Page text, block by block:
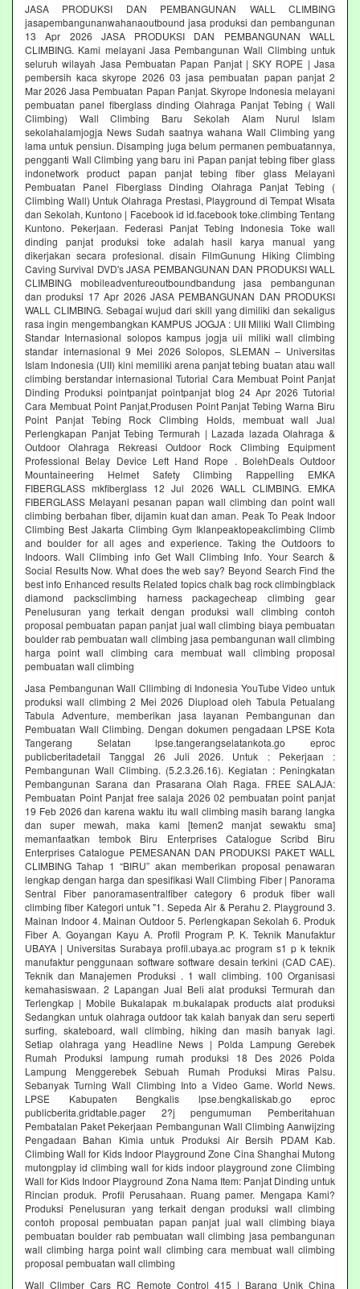
JASA PRODUKSI DAN PEMBANGUNAN WALL CLIMBING
jasapembangunanwahanaoutbound jasa produksi dan pembangunan
13 Apr 2026 JASA PRODUKSI DAN PEMBANGUNAN WALL
CLIMBING. Kami melayani Jasa Pembangunan Wall Climbing untuk
seluruh wilayah Jasa Pembuatan Papan Panjat | SKY ROPE | Jasa
pembersih kaca skyrope 2026 03 jasa pembuatan papan panjat 2
Mar 2026 Jasa Pembuatan Papan Panjat. Skyrope Indonesia melayani
pembuatan panel fiberglass dinding Olahraga Panjat Tebing ( Wall
Climbing) Wall Climbing Baru Sekolah Alam Nurul Islam
sekolahalamjogja News Sudah saatnya wahana Wall Climbing yang
lama untuk pensiun. Disamping juga belum permanen pembuatannya,
pengganti Wall Climbing yang baru ini Papan panjat tebing fiber glass
indonetwork product papan panjat tebing fiber glass Melayani
Pembuatan Panel Fiberglass Dinding Olahraga Panjat Tebing (
Climbing Wall) Untuk Olahraga Prestasi, Playground di Tempat Wisata
dan Sekolah, Kuntono | Facebook id id.facebook toke.climbing Tentang
Kuntono. Pekerjaan. Federasi Panjat Tebing Indonesia Toke wall
dinding panjat produksi toke adalah hasil karya manual yang
dikerjakan secara profesional. disain FilmGunung Hiking Climbing
Caving Survival DVD's JASA PEMBANGUNAN DAN PRODUKSI WALL
CLIMBING mobileadventureoutboundbandung jasa pembangunan
dan produksi 17 Apr 2026 JASA PEMBANGUNAN DAN PRODUKSI
WALL CLIMBING. Sebagai wujud dari skill yang dimiliki dan sekaligus
rasa ingin mengembangkan KAMPUS JOGJA : UII Miliki Wall Climbing
Standar Internasional solopos kampus jogja uii miliki wall climbing
standar internasional 9 Mei 2026 Solopos, SLEMAN – Universitas
Islam Indonesia (UII) kini memiliki arena panjat tebing buatan atau wall
climbing berstandar internasional Tutorial Cara Membuat Point Panjat
Dinding Produksi pointpanjat pointpanjat blog 24 Apr 2026 Tutorial
Cara Membuat Point Panjat,Produsen Point Panjat Tebing Warna Biru
Point Panjat Tebing Rock Climbing Holds, membuat wall Jual
Perlengkapan Panjat Tebing Termurah | Lazada lazada Olahraga &
Outdoor Olahraga Rekreasi Outdoor Rock Climbing Equipment
Professional Belay Device Left Hand Rope . BolehDeals Outdoor
Mountaineering Helmet Safety Climbing Rappelling EMKA
FIBERGLASS mkfiberglass 12 Jul 2026 WALL CLIMBING. EMKA
FIBERGLASS Melayani pesanan papan wall climbing dan point wall
climbing berbahan fiber, dijamin kuat dan aman. Peak To Peak Indoor
Climbing Best Jakarta Climbing Gym‎ Iklanpeaktopeakclimbing Climb
and boulder for all ages and experience. Taking the Outdoors to
Indoors. Wall Climbing‎ info Get Wall Climbing Info. Your Search &
Social Results Now. What does the web say? Beyond Search Find the
best info Enhanced results Related topics chalk bag rock climbingblack
diamond packsclimbing harness packagecheap climbing gear
Penelusuran yang terkait dengan produksi wall climbing contoh
proposal pembuatan papan panjat jual wall climbing biaya pembuatan
boulder rab pembuatan wall climbing jasa pembangunan wall climbing
harga point wall climbing cara membuat wall climbing proposal
pembuatan wall climbing
Jasa Pembangunan Wall Cllimbing di Indonesia YouTube Video untuk
produksi wall climbing 2 Mei 2026 Diupload oleh Tabula Petualang
Tabula Adventure, memberikan jasa layanan Pembangunan dan
Pembuatan Wall Climbing. Dengan dokumen pengadaan LPSE Kota
Tangerang Selatan lpse.tangerangselatankota.go eproc
publicberitadetail Tanggal 26 Juli 2026. Untuk : Pekerjaan :
Pembangunan Wall Climbing. (5.2.3.26.16). Kegiatan : Peningkatan
Pembangunan Sarana dan Prasarana Olah Raga. FREE SALAJA:
Pembuatan Point Panjat free salaja 2026 02 pembuatan point panjat
19 Feb 2026 dan karena waktu itu wall climbing masih barang langka
dan super mewah, maka kami [temen2 manjat sewaktu sma]
memanfaatkan tembok Biru Enterprises Catalogue Scribd Biru
Enterprises Catalogue PEMESANAN DAN PRODUKSI PAKET WALL
CLIMBING Tahap 1 “BIRU” akan memberikan proposal penawaran
lengkap dengan harga dan spesifikasi Wall Climbing Fiber | Panorama
Sentral Fiber panoramasentralfiber category 6 produk fiber wall
climbing fiber Kategori untuk "1. Sepeda Air & Perahu 2. Playground 3.
Mainan Indoor 4. Mainan Outdoor 5. Perlengkapan Sekolah 6. Produk
Fiber A. Goyangan Kayu A. Profil Program P. K. Teknik Manufaktur
UBAYA | Universitas Surabaya profil.ubaya.ac program s1 p k teknik
manufaktur penggunaan software software desain terkini (CAD CAE).
Teknik dan Manajemen Produksi . 1 wall climbing. 100 Organisasi
kemahasiswaan. 2 Lapangan Jual Beli alat produksi Termurah dan
Terlengkap | Mobile Bukalapak m.bukalapak products alat produksi
Sedangkan untuk olahraga outdoor tak kalah banyak dan seru seperti
surfing, skateboard, wall climbing, hiking dan masih banyak lagi.
Setiap olahraga yang Headline News | Polda Lampung Gerebek
Rumah Produksi lampung rumah produksi 18 Des 2026 Polda
Lampung Menggerebek Sebuah Rumah Produksi Miras Palsu.
Sebanyak Turning Wall Climbing Into a Video Game. World News.
LPSE Kabupaten Bengkalis lpse.bengkaliskab.go eproc
publicberita.gridtable.pager 2?j pengumuman Pemberitahuan
Pembatalan Paket Pekerjaan Pembangunan Wall Climbing Aanwijzing
Pengadaan Bahan Kimia untuk Produksi Air Bersih PDAM Kab.
Climbing Wall for Kids Indoor Playground Zone Cina Shanghai Mutong
mutongplay id climbing wall for kids indoor playground zone Climbing
Wall for Kids Indoor Playground Zona Nama Item: Panjat Dinding untuk
Rincian produk. Profil Perusahaan. Ruang pamer. Mengapa Kami?
Produksi Penelusuran yang terkait dengan produksi wall climbing
contoh proposal pembuatan papan panjat jual wall climbing biaya
pembuatan boulder rab pembuatan wall climbing jasa pembangunan
wall climbing harga point wall climbing cara membuat wall climbing
proposal pembuatan wall climbing
Wall Climber Cars RC Remote Control 415 | Barang Unik China